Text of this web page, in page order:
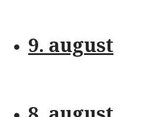
9. august